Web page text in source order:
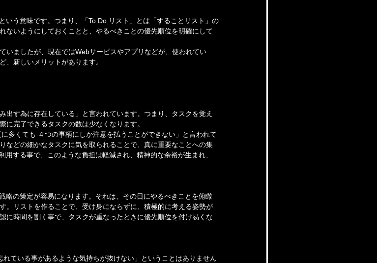
いう意味です。つまり、「To Do リスト」とは「することリスト」の
ないようにしておくことと、やるべきことの優先順位を明確にして
いましたが、現在ではWebサービスやアプリなどが、使われてい
、新しいメリットがあります。
出す為に存在している」と言われています。つまり、タスクを覚え
に完了できるタスクの数は少なくなります。
多くても ４つの事柄にしか注意を払うことができない」と言われて
などの細かなタスクに気を取られることで、真に重要なことへの集
する事で、このような負担は軽減され、精神的な余裕が生まれ、
略の策定が容易になります。それは、その日にやるべきことを俯瞰
。リストを作ることで、受け身にならずに、積極的に考える姿勢が
に時間を割く事で、タスクが重なったときに優先順位を付け易くな
ている事があるような気持ちが抜けない」ということはありません